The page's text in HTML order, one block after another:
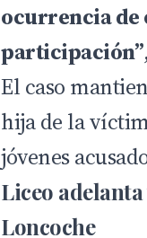
ocurrencia de
participación”
El caso
hija de la
jóvenes
Liceo
Loncoche